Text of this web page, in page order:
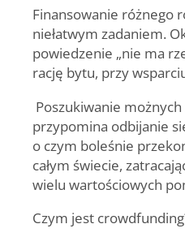
Finansowanie różnego
niełatwym zadaniem.
powiedzenie „nie ma
rację bytu, przy
Poszukiwanie
przypomina odbijanie
o czym boleśnie
całym świecie,
wielu wartościowych
Czym jest